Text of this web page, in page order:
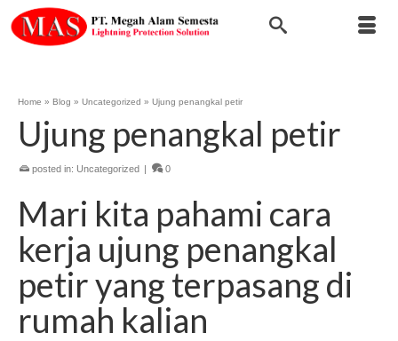
Home » Blog » Uncategorized » Ujung penangkal petir
Ujung penangkal petir
posted in: Uncategorized | 0
Mari kita pahami cara
kerja ujung penangkal
petir yang terpasang di
rumah kalian